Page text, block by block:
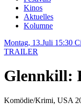
Kinos
Aktuelles
Kolumne
Montag, 13.Juli 15:30
TRAILER
Glennkill:
Komödie/Krimi, USA